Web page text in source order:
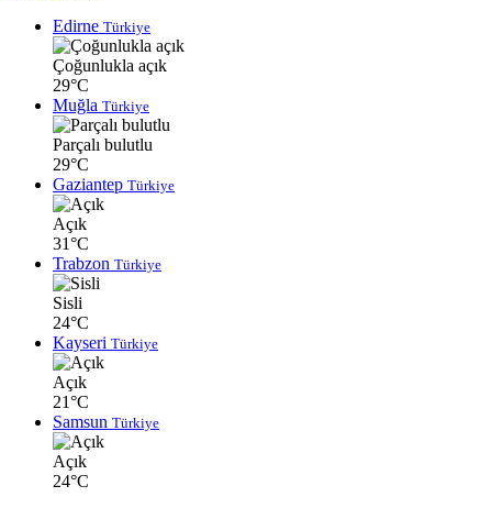
Edirne Türkiye
Çoğunlukla açık
29°C
Muğla Türkiye
Parçalı bulutlu
29°C
Gaziantep Türkiye
Açık
31°C
Trabzon Türkiye
Sisli
24°C
Kayseri Türkiye
Açık
21°C
Samsun Türkiye
Açık
24°C